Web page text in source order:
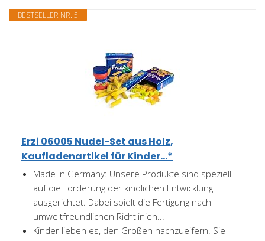
BESTSELLER NR. 5
Erzi 06005 Nudel-Set aus Holz,
Kaufladenartikel für Kinder...*
Made in Germany: Unsere Produkte sind speziell
auf die Förderung der kindlichen Entwicklung
ausgerichtet. Dabei spielt die Fertigung nach
umweltfreundlichen Richtlinien...
Kinder lieben es, den Großen nachzueifern. Sie